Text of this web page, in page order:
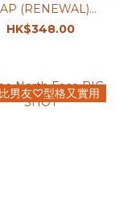
(RENEWAL)
[7Colors]
HK$348.00
男友♡型格又實用